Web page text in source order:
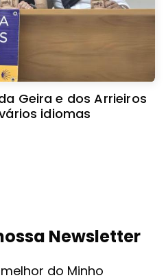
Geira e dos Arrieiros
idiomas
Newsletter
do Minho